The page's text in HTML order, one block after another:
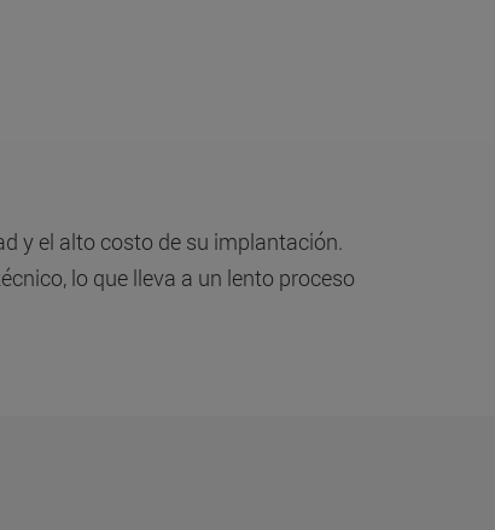
y el alto costo de su implantación.
lo que lleva a un lento proceso